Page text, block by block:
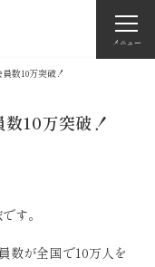
メニュー
数10万突破！
10万突破！
す。
数が全国で10万人を